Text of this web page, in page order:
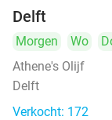
Delft
Morgen Wo
Athene's Olijf
Delft
Verkocht: 172